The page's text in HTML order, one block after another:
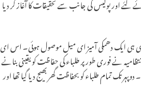
اور پولیس کی جانب سے تحقیقات کا آغاز کر دیا
کو معلوم ہوا ہے کہ سرابھا نگر میں واقع سیکرڈ ہارٹ سیکنڈری اسکول کو صبح تقریباً 8:48 پر ایسی ہی ایک دھمکی آمیز ای میل موصول ہوئی۔ اس ای
تھی، جس کا علم اسکول انتظامیہ کو تقریباً 9:15 پر ہوا۔ اسکول انتظامیہ نے فوری طور پر طلباء کی حفاظت کو یقینی بنانے
تک تمام طلباء کو بحفاظت گھر بھیج دیا گیا تھا اور